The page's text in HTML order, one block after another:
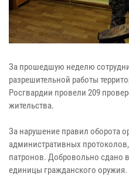
За прошедшую неделю
разрешительной работы
Росгвардии провели 209
жительства.
За нарушение правил оборота
административных
патронов. Добровольно сдано
единицы гражданского оружия.